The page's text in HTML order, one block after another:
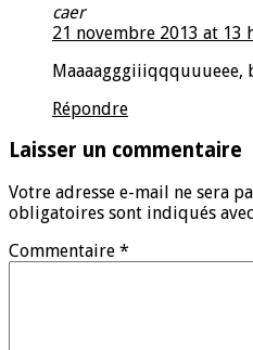
caer
21 novembre 2013 at 13
Maaaagggiiiqqquuueee,
Répondre
Laisser un commentaire
Votre adresse e-mail ne sera
obligatoires sont indiqués avec
Commentaire *